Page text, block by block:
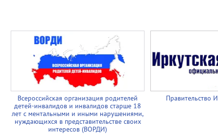
Всероссийская организация родителей
детей-инвалидов и инвалидов старше 18
лет с ментальными и иными нарушениями,
нуждающихся в представительстве своих
интересов (ВОРДИ)
Правительство